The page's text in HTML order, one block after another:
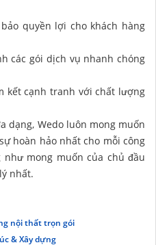
quyền lợi cho khách hàng
các gói dịch vụ nhanh chóng
kết cạnh tranh với chất lượng
dạng, Wedo luôn mong muốn
hoàn hảo nhất cho mỗi công
mong muốn của chủ đầu
nhất.
nội thất trọn gói
& Xây dựng